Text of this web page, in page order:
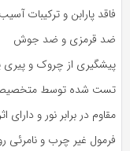
پارابن و ترکیبات آسیب
قرمزی و ضد جوش
از چروک و پیری
شده توسط متخصیص
در برابر نور و دارای اثر
غیر چرب و نامرئی